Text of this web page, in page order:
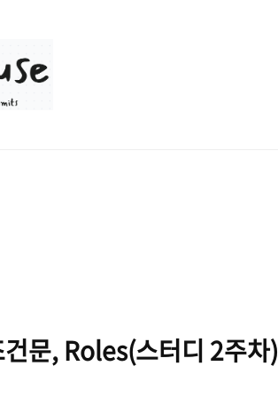
문, Roles(스터디 2주차)